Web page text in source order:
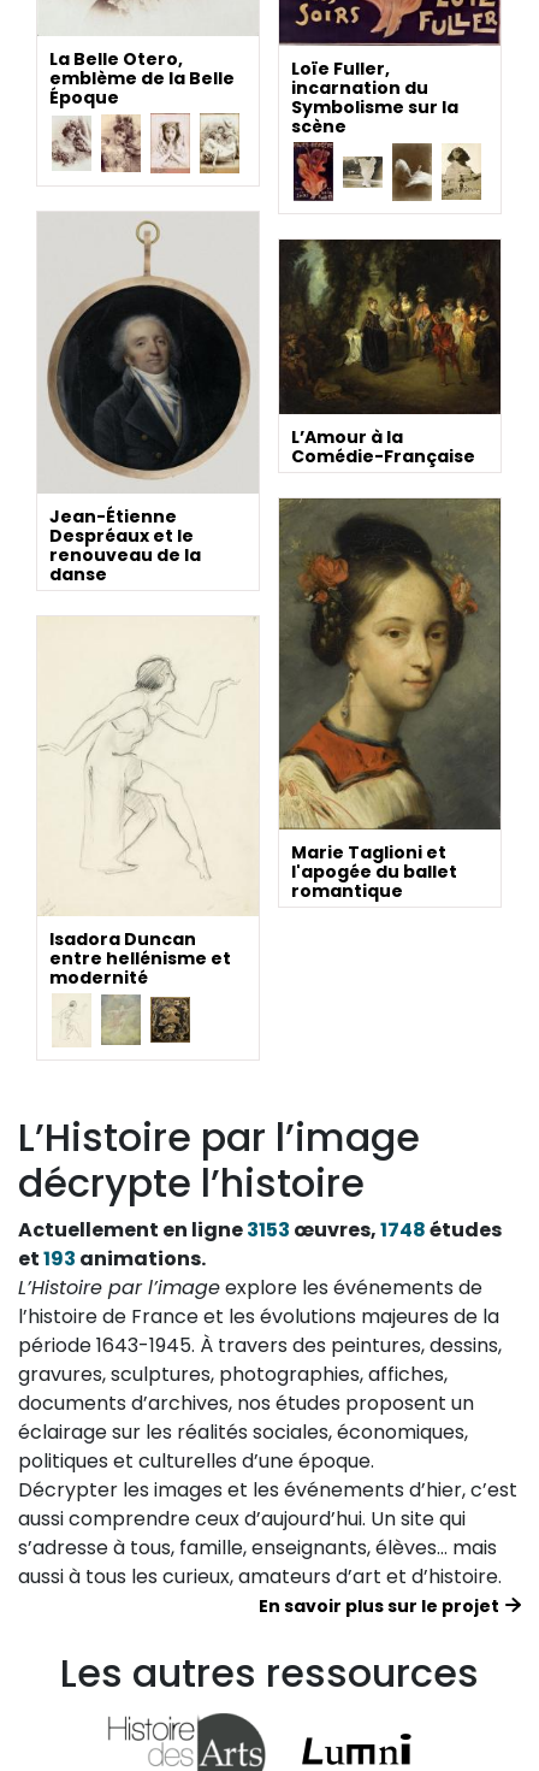
Loïe Fuller,
incarnation du
Symbolisme sur la
scène
La Belle Otero,
emblème de la Belle
Époque
Jean-Étienne
Despréaux et le
renouveau de la
danse
L’Amour à la
Comédie-Française
Marie Taglioni et
l'apogée du ballet
romantique
Isadora Duncan
entre hellénisme et
modernité
L’Histoire par l’image
décrypte l’histoire
Actuellement en ligne3153 œuvres,1748études
et193 animations.
L’Histoire par l’imageexplore les événements de
l’histoire de France et les évolutions majeures de la
période 1643-1945. À travers des peintures, dessins,
gravures, sculptures, photographies, affiches,
documents d’archives, nos études proposent un
éclairage sur les réalités sociales, économiques,
politiques et culturelles d’une époque.
Décrypter les images et les événements d’hier, c’est
aussi comprendre ceux d’aujourd’hui. Un site qui
s’adresse à tous, famille, enseignants, élèves… mais
aussi à tous les curieux, amateurs d’art et d’histoire.
En savoir plus sur le projet
Les autres ressources